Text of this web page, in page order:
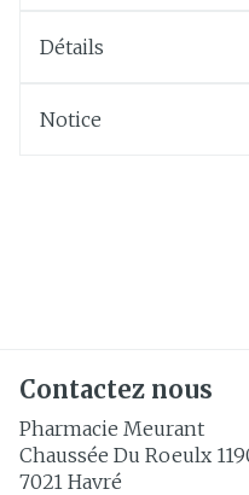
Détails
Notice
Contactez nous
Pharmacie Meurant
Chaussée Du Roeulx
7021 Havré